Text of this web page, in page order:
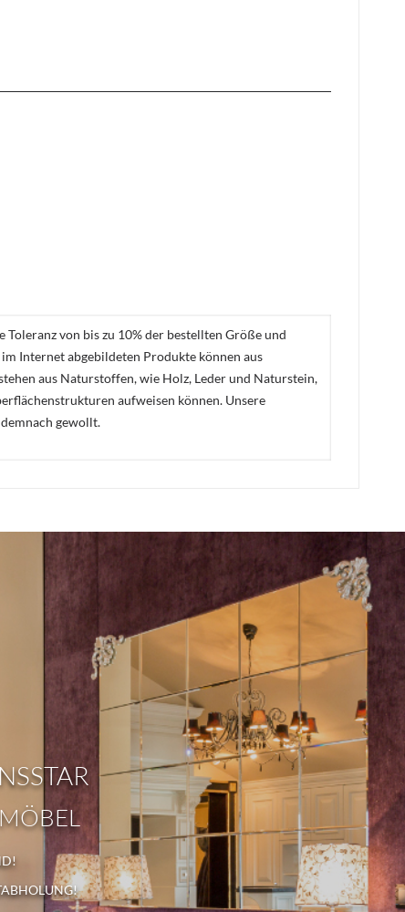
von bis zu 10% der bestellten Größe und
Internet abgebildeten Produkte können aus
aus Naturstoffen, wie Holz, Leder und Naturstein,
aufweisen können. Unsere
gewollt.